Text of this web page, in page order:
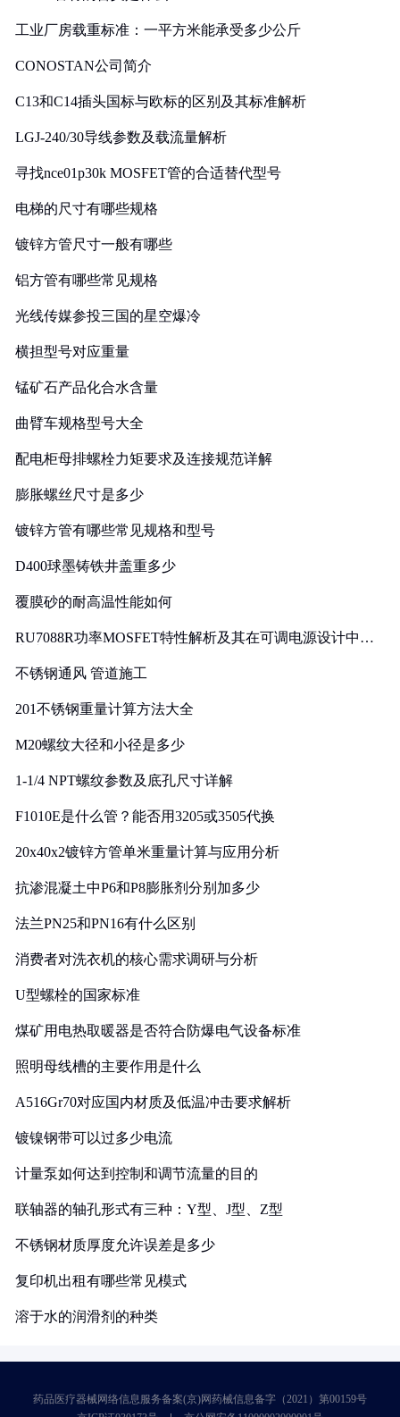
工业厂房载重标准：一平方米能承受多少公斤
CONOSTAN公司简介
C13和C14插头国标与欧标的区别及其标准解析
LGJ-240/30导线参数及载流量解析
寻找nce01p30k MOSFET管的合适替代型号
电梯的尺寸有哪些规格
镀锌方管尺寸一般有哪些
铝方管有哪些常见规格
光线传媒参投三国的星空爆冷
横担型号对应重量
锰矿石产品化合水含量
曲臂车规格型号大全
配电柜母排螺栓力矩要求及连接规范详解
膨胀螺丝尺寸是多少
镀锌方管有哪些常见规格和型号
D400球墨铸铁井盖重多少
覆膜砂的耐高温性能如何
RU7088R功率MOSFET特性解析及其在可调电源设计中的
不锈钢通风 管道施工
201不锈钢重量计算方法大全
M20螺纹大径和小径是多少
1-1/4 NPT螺纹参数及底孔尺寸详解
F1010E是什么管？能否用3205或3505代换
20x40x2镀锌方管单米重量计算与应用分析
抗渗混凝土中P6和P8膨胀剂分别加多少
法兰PN25和PN16有什么区别
消费者对洗衣机的核心需求调研与分析
U型螺栓的国家标准
煤矿用电热取暖器是否符合防爆电气设备标准
照明母线槽的主要作用是什么
A516Gr70对应国内材质及低温冲击要求解析
镀镍钢带可以过多少电流
计量泵如何达到控制和调节流量的目的
联轴器的轴孔形式有三种：Y型、J型、Z型
不锈钢材质厚度允许误差是多少
复印机出租有哪些常见模式
溶于水的润滑剂的种类
药品医疗器械网络信息服务备案(京)网药械信息备字（2021）第00159号